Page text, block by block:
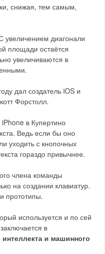
снижая, тем самым,
увеличением диагонали
площади остаётся
увеличиваются в
дал создатель iOS и
Форстолл.
в Купертино
Ведь если бы оно
уходить с кнопочных
гораздо привычнее.
члена команды
на создании клавиатур.
прототипы.
используется и по сей
в
интеллекта и машинного